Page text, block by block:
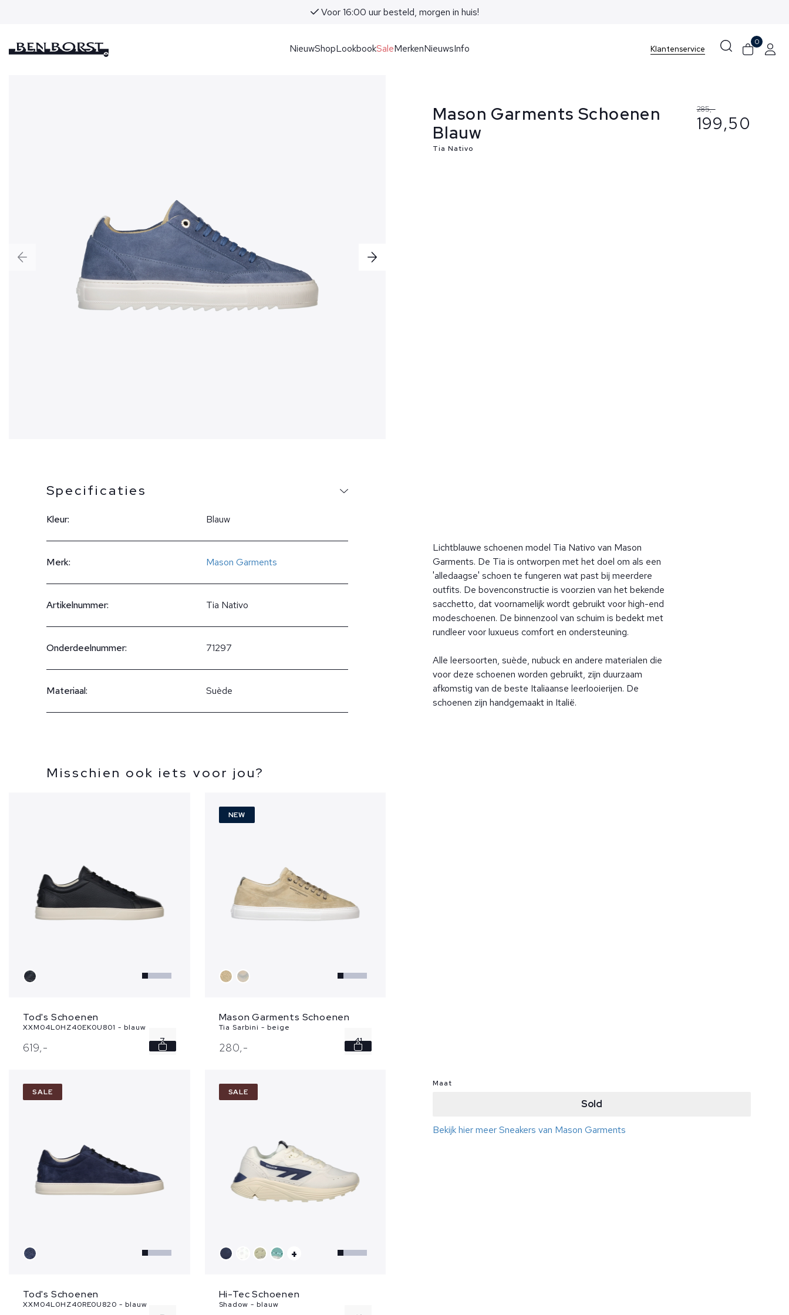
Voor 16:00 uur besteld, morgen in huis!
NieuwShopLookbookSaleMerkenNieuwsInfo Klantenservice
0
Specificaties
Kleur: Blauw
Merk: Mason Garments
Artikelnummer: Tia Nativo
Onderdeelnummer: 71297
Materiaal: Suède
Misschien ook iets voor jou?
Tod's Schoenen
XXM04L0HZ40EK0U801 - blauw
619,- 7
NEW
Mason Garments Schoenen
Tia Sarbini - beige
280,- 41
...
SALE
Tod's Schoenen
XXM04L0HZ40RE0U820 - blauw
SALE
+
Hi-Tec Schoenen
Shadow - blauw
Mason Garments Schoenen
Blauw
Tia Nativo
Lichtblauwe schoenen model Tia Nativo van Mason
Garments. De Tia is ontworpen met het doel om als een
'alledaagse' schoen te fungeren wat past bij meerdere
outfits. De bovenconstructie is voorzien van het bekende
sacchetto, dat voornamelijk wordt gebruikt voor high-end
modeschoenen. De binnenzool van schuim is bedekt met
rundleer voor luxueus comfort en ondersteuning.
Alle leersoorten, suède, nubuck en andere materialen die
voor deze schoenen worden gebruikt, zijn duurzaam
afkomstig van de beste Italiaanse leerlooierijen. De
schoenen zijn handgemaakt in Italië.
285,-
199,50
Maat
Sold
Bekijk hier meer Sneakers van Mason Garments